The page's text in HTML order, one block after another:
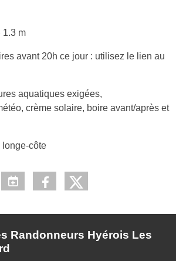
1.3 m
avant 20h ce jour : utilisez le lien au
aquatiques exigées,
crème solaire, boire avant/après et
longe-côte
Randonneurs Hyérois Les